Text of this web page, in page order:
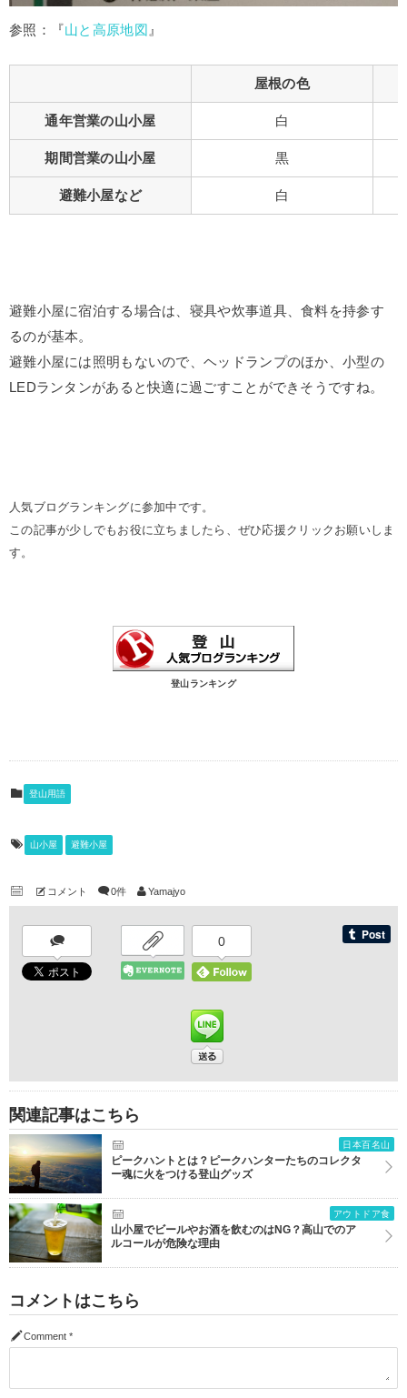
参照：『山と高原地図 』
屋根の色
通年営業の山小屋 白
期間営業の山小屋 黒
避難小屋など 白
避難小屋に宿泊する場合は、寝具や炊事道具、食料を持参す
るのが基本。
避難小屋には照明もないので、ヘッドランプのほか、小型の
LEDランタンがあると快適に過ごすことができそうですね。
人気ブログランキングに参加中です。
この記事が少しでもお役に立ちましたら、ぜひ応援クリックお願いしま
す。
登山ランキング
登山用語
山小屋 避難小屋
コメント 0件 Yamajyo
0
関連記事はこちら
日本百名山
ピークハントとは？ピークハンターたちのコレクタ
ー魂に火をつける登山グッズ
アウトドア食
山小屋でビールやお酒を飲むのはNG？高山でのア
ルコールが危険な理由
コメントはこちら
Comment *